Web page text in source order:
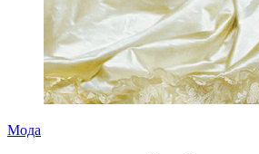
Мода